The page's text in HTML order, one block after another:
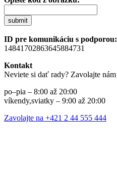
submit
ID pre komunikáciu s podporou:
14841702863645884731
Kontakt
Neviete si dať rady? Zavolajte nám
po–pia – 8:00 až 20:00
víkendy,sviatky – 9:00 až 20:00
Zavolajte na +421 2 44 555 444